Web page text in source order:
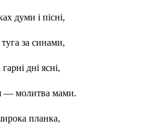
думи і пісні,
за синами,
дні ясні,
— молитва мами.
планка,